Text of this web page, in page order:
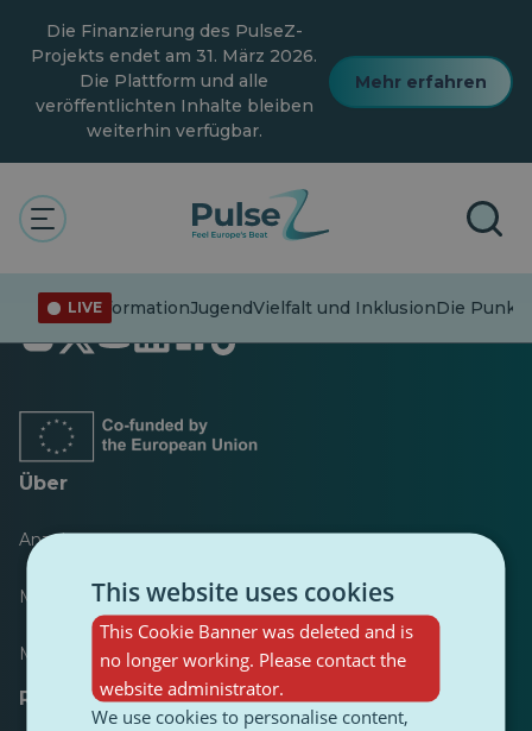
Hauptinhalt
springen
Die Finanzierung des PulseZ-
Projekts endet am 31. März 2026.
Die Plattform und alle
veröffentlichten Inhalte bleiben
weiterhin verfügbar.
Mehr erfahren
LIVE
FehlinformationJugendVielfalt und InklusionDie
Öffnet
in
Registerkarte
Öffnet
in
Registerkarte
Öffnet
in
Registerkarte
in
Registerkarte
in
Registerkarte
in
Über
Anzeiger
Meist veröffentlicht
Meist befolgt
Ressourcen für Journalisten
This website uses cookies
This Cookie Banner was deleted and is
no longer working. Please contact the
website administrator.
We use cookies to personalise content,